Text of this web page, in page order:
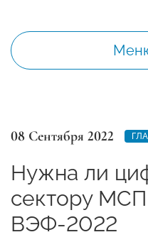
08 Сентября 2022
Нужна ли
сектору
ВЭФ-2022